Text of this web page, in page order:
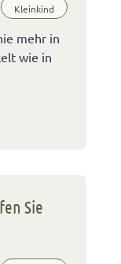
Kleinkind
mehr in
wie in
Sie